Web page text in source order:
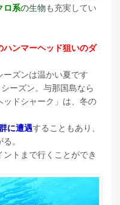
ロ系の生物も充実してい
ンマーヘッド狙いのダ
ズンは温かい夏です
ーズン。与那国島なら
ッドシャーク」は、冬の
に遭遇することもあり、
。
トまで行くことができ